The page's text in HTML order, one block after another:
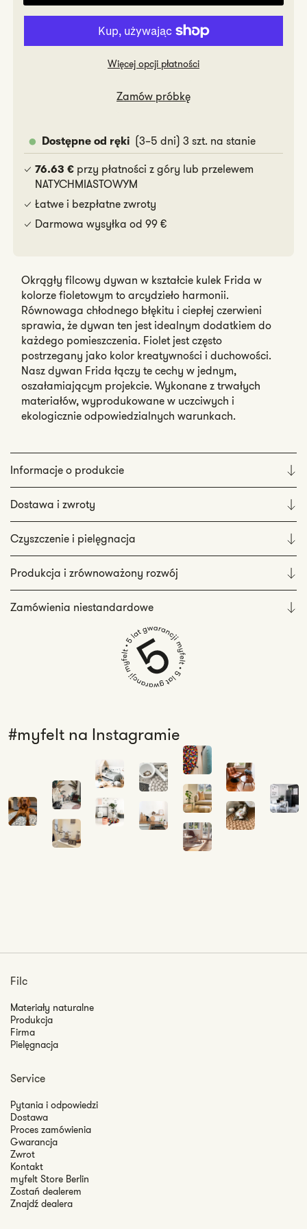
Frida
Frida
Więcej opcji płatności
Zamów próbkę
Dostępne od ręki (3–5 dni) 3 szt. na stanie
76.63 € przy płatności z góry lub przelewem
NATYCHMIASTOWYM
Łatwe i bezpłatne zwroty
Darmowa wysyłka od 99 €
Okrągły filcowy dywan w kształcie kulek Frida w
kolorze fioletowym to arcydzieło harmonii.
Równowaga chłodnego błękitu i ciepłej czerwieni
sprawia, że ​​dywan ten jest idealnym dodatkiem do
każdego pomieszczenia. Fiolet jest często
postrzegany jako kolor kreatywności i duchowości.
Nasz dywan Frida łączy te cechy w jednym,
oszałamiającym projekcie. Wykonane z trwałych
materiałów, wyprodukowane w uczciwych i
ekologicznie odpowiedzialnych warunkach.
Informacje o produkcie
Dostawa i zwroty
Czyszczenie i pielęgnacja
Produkcja i zrównoważony rozwój
Zamówienia niestandardowe
#myfelt na Instagramie
Filc
Materiały naturalne
Produkcja
Firma
Pielęgnacja
Service
Pytania i odpowiedzi
Dostawa
Proces zamówienia
Gwarancja
Zwrot
Kontakt
myfelt Store Berlin
Zostań dealerem
Znajdź dealera